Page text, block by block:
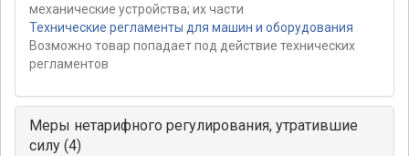
механические устройства; их части
Технические регламенты для машин и оборудования
Возможно товар попадает под действие технических
регламентов
Меры нетарифного регулирования, утратившие
силу (4)